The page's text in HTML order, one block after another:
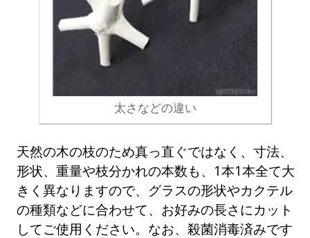
太さなどの違い
天然の木の枝のため真っ直ぐではなく、寸法、
形状、重量や枝分かれの本数も、1本1本全て大
きく異なりますので、グラスの形状やカクテル
の種類などに合わせて、お好みの長さにカット
してご使用ください。なお、殺菌消毒済みです